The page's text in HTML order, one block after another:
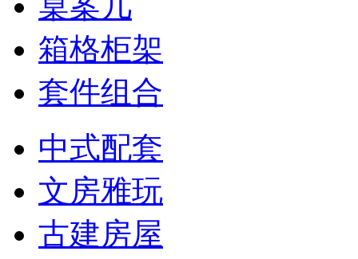
箱格柜架
套件组合
中式配套
文房雅玩
古建房屋